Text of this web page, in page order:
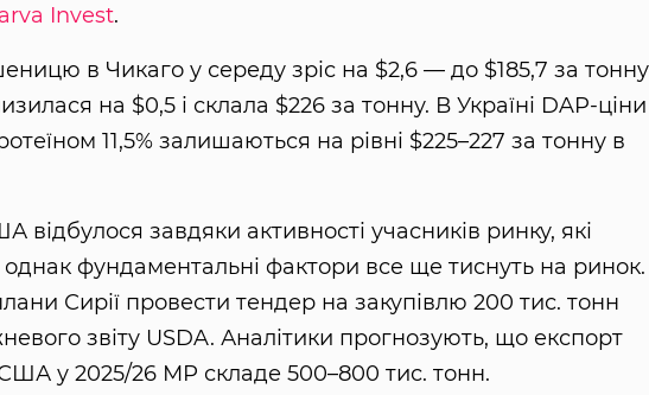
Invest.
в Чикаго у середу зріс на $2,6 — до $185,7 за
на $0,5 і склала $226 за тонну. В Україні DAP-
11,5% залишаються на рівні $225–227 за тонну в
відбулося завдяки активності учасників ринку, які
однак фундаментальні фактори все ще тиснуть на ринок.
Сирії провести тендер на закупівлю 200 тис. тонн
звіту USDA. Аналітики прогнозують, що експорт
у 2025/26 МР складе 500–800 тис. тонн.